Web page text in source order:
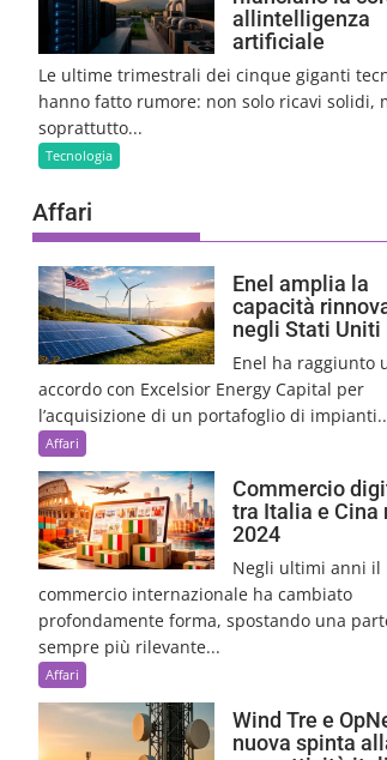
allintelligenza
artificiale
Le ultime trimestrali dei cinque giganti
hanno fatto rumore: non solo ricavi solidi,
soprattutto...
Tecnologia
Affari
Enel amplia la
capacità
negli Stati Uniti
Enel ha raggiunto
accordo con Excelsior Energy Capital per
l’acquisizione di un portafoglio di
Affari
Commercio
tra Italia e Cina
2024
Negli ultimi anni il
commercio internazionale ha cambiato
profondamente forma, spostando una
sempre più rilevante...
Affari
Wind Tre e
nuova spinta